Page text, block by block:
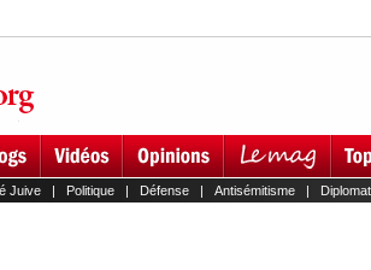
Juive| Politique| Défense| Antisémitisme|